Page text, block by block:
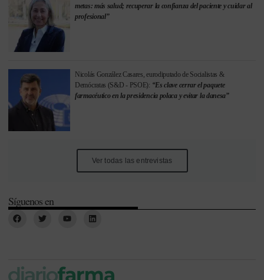
metas: más salud; recuperar la confianza del paciente y cuidar al
profesional”
Nicolás González Casares, eurodiputado de Socialistas &
Demócratas (S&D - PSOE): “Es clave cerrar el paquete
farmacéutico en la presidencia polaca y evitar la danesa”
Ver todas las entrevistas
Síguenos en